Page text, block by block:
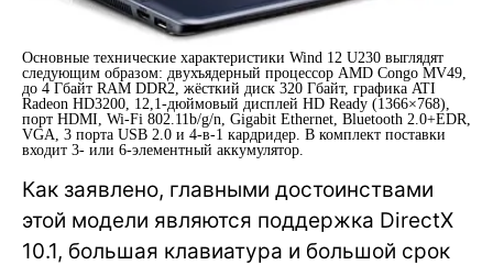
Основные технические характеристики Wind 12 U230 выглядят
следующим образом: двухъядерный процессор AMD Congo MV49,
до 4 Гбайт RAM DDR2, жёсткий диск 320 Гбайт, графика ATI
Radeon HD3200, 12,1-дюймовый дисплей HD Ready (1366×768),
порт HDMI, Wi-Fi 802.11b/g/n, Gigabit Ethernet, Bluetooth 2.0+EDR,
VGA, 3 порта USB 2.0 и 4-в-1 кардридер. В комплект поставки
входит 3- или 6-элементный аккумулятор.
Как заявлено, главными достоинствами
этой модели являются поддержка DirectX
10.1, большая клавиатура и большой срок